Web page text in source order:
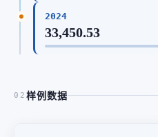
2024
33,450.53
02 样例数据